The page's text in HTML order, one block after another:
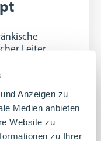
Anzeigen zu
Medien anbieten
Website zu
zu Ihrer
Leiter
Finanzen,
Versicherungs-